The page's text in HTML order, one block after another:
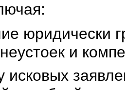
юридически
и
исковых